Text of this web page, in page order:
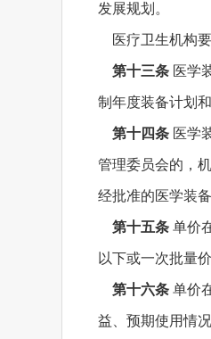
发展规划。
医疗卫生机构要
第十三条 医学
制年度装备计划
第十四条 医学
管理委员会的，
经批准的医学装
第十五条 单价
以下或一次批量
第十六条 单价
益、预期使用情